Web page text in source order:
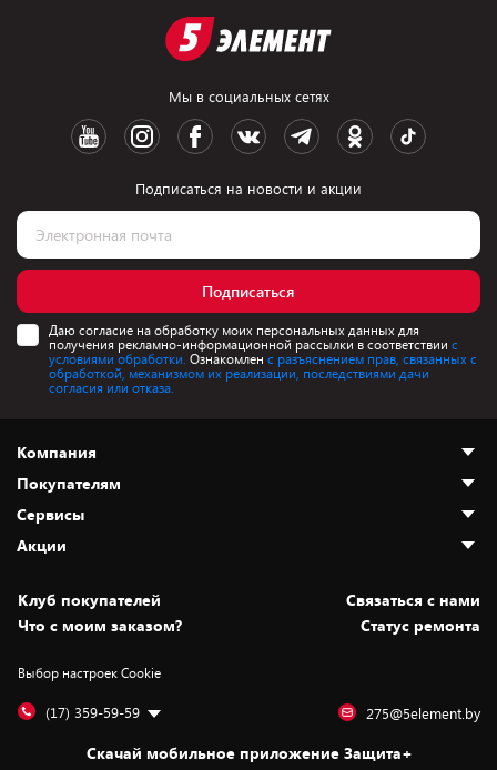
Мы в социальных сетях
Подписаться на новости и акции
Подписаться
Даю согласие на обработку моих персональных данных для
получения рекламно-информационной рассылки в соответствии с
условиями обработки. Ознакомлен с разъяснением прав, связанных с
обработкой, механизмом их реализации, последствиями дачи
согласия или отказа.
Компания
О нас
Адреса магазинов
Новости
Статьи и обзоры
Вакансии
Дай пять добру!
Покупателям
Как сделать заказ
Оплата и доставка
Безналичный расчёт
Обмен и возврат товара
Обработка персональных данных
Подарочные карты
Сервисы
Установка техники
Для игровых консолей
Для мобильных устройств
Для компьютеров
Акции
Скидки и промокоды
Белорусские товары
Бонусы
Оплата частями
Клуб покупателей
Cвязаться с нами
Что с моим заказом?
Статус ремонта
Выбор настроек Cookie
(17) 359-59-59 275@5element.by
Скачай мобильное приложение Защита+